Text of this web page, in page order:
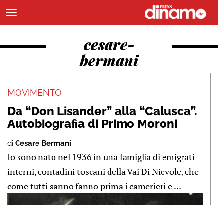
cesare-
bermani
MOVIMENTO
Da “Don Lisander” alla “Calusca”.
Autobiografia di Primo Moroni
di Cesare Bermani
Io sono nato nel 1936 in una famiglia di emigrati
interni, contadini toscani della Vai Di Nievole, che
come tutti sanno fanno prima i camerieri e ...